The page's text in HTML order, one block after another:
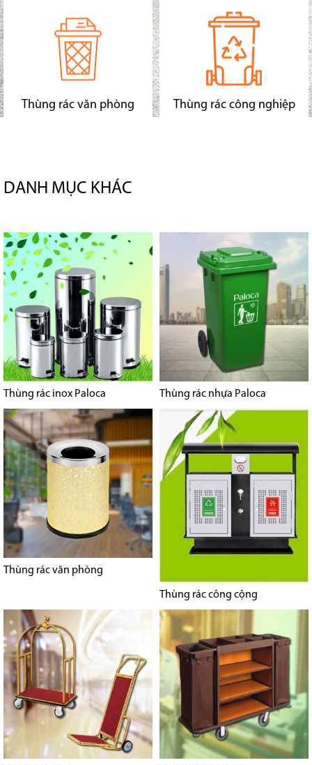
Thùng rác văn phòng Thùng rác công nghiệp
DANH MỤC KHÁC
Thùng rác inox Paloca Thùng rác nhựa Paloca
Thùng rác văn phòng
Thùng rác công cộng